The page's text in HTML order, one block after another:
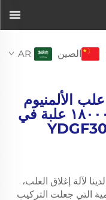
الصين AR
علب الألمنيوم
للمرطبات الغازية بسعة ١٨٠٠٠ علبة في
لدينا لآلة إغلاق العلب،
التي جعلت التركيب